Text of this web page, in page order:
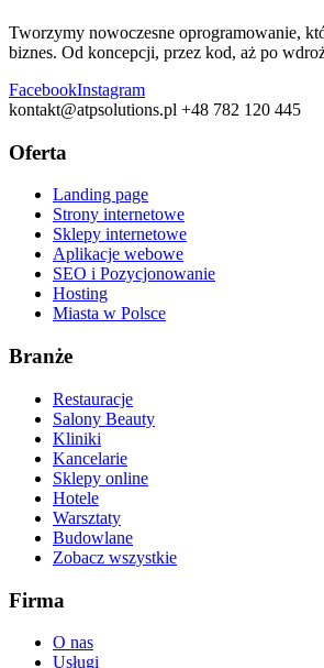
Tworzymy nowoczesne oprogramowanie,
biznes. Od koncepcji, przez kod, aż po
FacebookInstagram
kontakt@atpsolutions.pl +48 782 120 445
Oferta
Landing page
Strony internetowe
Sklepy internetowe
Aplikacje webowe
SEO i Pozycjonowanie
Hosting
Miasta w Polsce
Branże
Restauracje
Salony Beauty
Kliniki
Kancelarie
Sklepy online
Hotele
Warsztaty
Budowlane
Zobacz wszystkie
Firma
O nas
Usługi